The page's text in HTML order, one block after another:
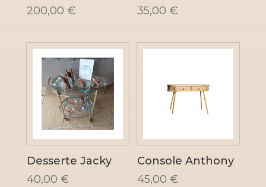
200,00 €
35,00 €
Desserte Jacky
40,00 €
Console Anthony
45,00 €